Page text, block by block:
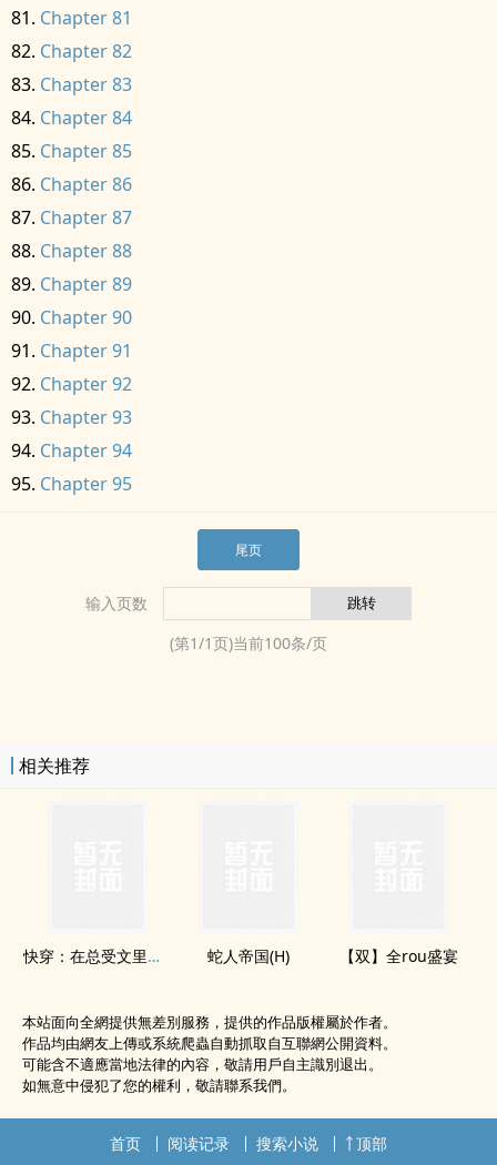
Chapter 81
Chapter 82
Chapter 83
Chapter 84
Chapter 85
Chapter 86
Chapter 87
Chapter 88
Chapter 89
Chapter 90
Chapter 91
Chapter 92
Chapter 93
Chapter 94
Chapter 95
尾页
输入页数
(第1/1页)当前100条/页
相关推荐
快穿：在总受文里抢主角攻np 蛇人帝国(H) 【双】全rou盛宴
本站面向全網提供無差別服務，提供的作品版權屬於作者。
作品均由網友上傳或系統爬蟲自動抓取自互聯網公開資料。
可能含不適應當地法律的內容，敬請用戶自主識別退出。
如無意中侵犯了您的權利，敬請聯系我們。
首页 阅读记录 搜索小说 顶部